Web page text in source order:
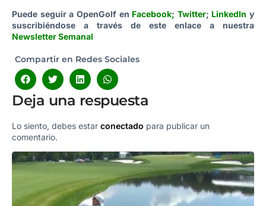
Puede seguir a OpenGolf en Facebook; Twitter; LinkedIn y
suscribiéndose a través de este enlace a nuestra
Newsletter Semanal
Compartir en Redes Sociales
Deja una respuesta
Lo siento, debes estar conectado para publicar un
comentario.